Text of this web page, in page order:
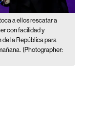
a ellos rescatar a
con facilidad y
la República para
(Photographer: